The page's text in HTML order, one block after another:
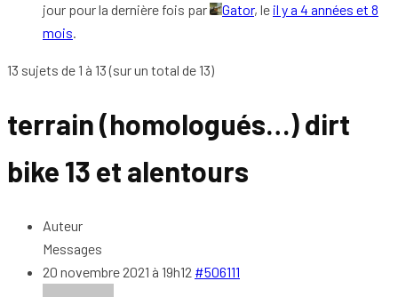
jour pour la dernière fois par
Gator, le il y a 4 années et 8
mois.
13 sujets de 1 à 13 (sur un total de 13)
terrain (homologués…) dirt
bike 13 et alentours
Auteur
Messages
20 novembre 2021 à 19h12 #506111